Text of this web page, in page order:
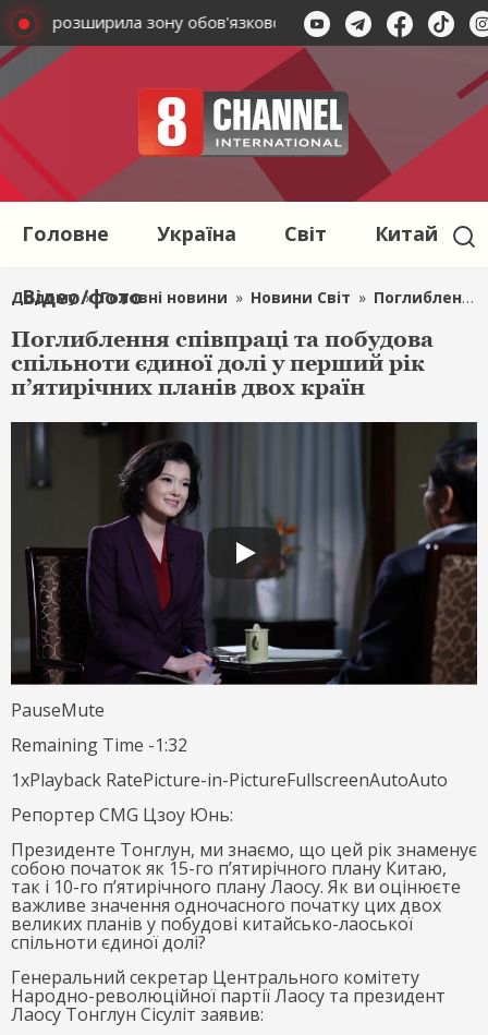
розширила зону обов'язкової евакуації
Головне Україна Світ Китай
Відео/фото
Додому » Головні новини » Новини Світ » Поглиблення співпраці та побудова спільноти єдиної долі у перший рік п’ятирічних планів двох країн
Поглиблення співпраці та побудова
спільноти єдиної долі у перший рік
п’ятирічних планів двох країн
PauseMute
Remaining Time -1:32
1xPlayback RatePicture-in-PictureFullscreenAutoAuto
Репортер CMG Цзоу Юнь:
Президенте Тонглун, ми знаємо, що цей рік знаменує
собою початок як 15-го п’ятирічного плану Китаю,
так і 10-го п’ятирічного плану Лаосу. Як ви оцінюєте
важливе значення одночасного початку цих двох
великих планів у побудові китайсько-лаоської
спільноти єдиної долі?
Генеральний секретар Центрального комітету
Народно-революційної партії Лаосу та президент
Лаосу Тонглун Сісуліт заявив: